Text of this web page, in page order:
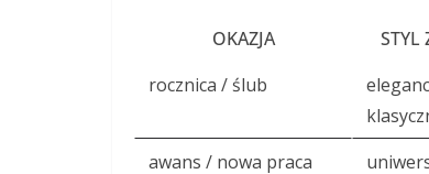
OKAZJA STYL
rocznica / ślub
awans / nowa praca